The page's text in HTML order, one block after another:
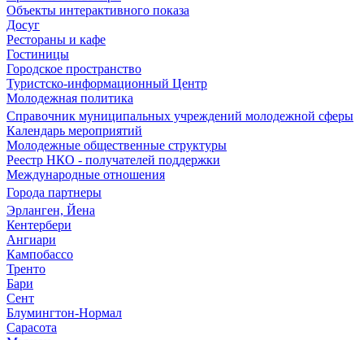
Объекты интерактивного показа
Досуг
Рестораны и кафе
Гостиницы
Городское пространство
Туристско-информационный Центр
Молодежная политика
Справочник муниципальных учреждений молодежной сферы
Календарь мероприятий
Молодежные общественные структуры
Реестр НКО - получателей поддержки
Международные отношения
Города партнеры
Эрланген, Йена
Кентербери
Ангиари
Кампобассо
Тренто
Бари
Сент
Блумингтон-Нормал
Сарасота